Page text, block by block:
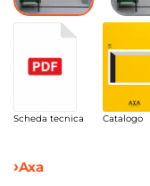
Scheda tecnica Catalogo
Axa